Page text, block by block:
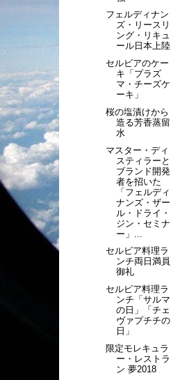
フェルディナン
ズ・リースリ
ング・リキュ
ール日本上陸
セルビアのケー
キ「プラズ
マ・チーズケ
ーキ」
桜の塩漬けから
造る芳香蒸留
水
マスター・ディ
スティラーと
ブランド開発
者を招いた
「フェルディ
ナンズ・ザー
ル・ドライ・
ジン・セミナ
ー」...
セルビア料理ラ
ンチ両日満員
御礼
セルビア料理ラ
ンチ「サルマ
の日」「チェ
ヴァプチチの
日」
限定モレキュラ
ー・レストラ
ン 夢2018